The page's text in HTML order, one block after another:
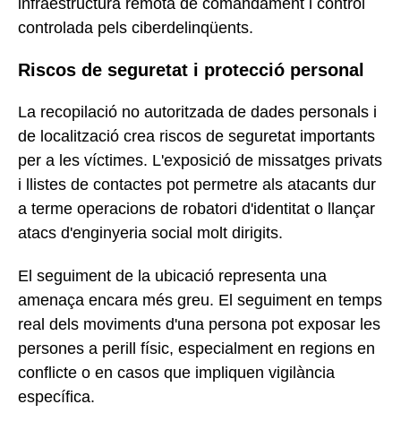
controlada pels ciberdelinqüents.
Riscos de seguretat i protecció personal
La recopilació no autoritzada de dades personals i
de localització crea riscos de seguretat importants
per a les víctimes. L'exposició de missatges privats
i llistes de contactes pot permetre als atacants dur
a terme operacions de robatori d'identitat o llançar
atacs d'enginyeria social molt dirigits.
El seguiment de la ubicació representa una
amenaça encara més greu. El seguiment en temps
real dels moviments d'una persona pot exposar les
persones a perill físic, especialment en regions en
conflicte o en casos que impliquen vigilància
específica.